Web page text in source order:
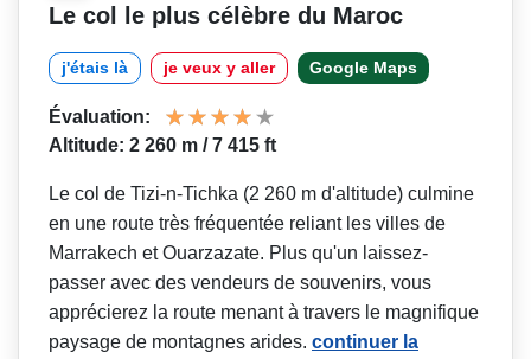
Le col le plus célèbre du Maroc
j'étais là je veux y aller Google Maps
Évaluation:
Altitude: 2 260 m / 7 415 ft
Le col de Tizi-n-Tichka (2 260 m d'altitude) culmine
en une route très fréquentée reliant les villes de
Marrakech et Ouarzazate. Plus qu'un laissez-
passer avec des vendeurs de souvenirs, vous
apprécierez la route menant à travers le magnifique
paysage de montagnes arides. continuer la